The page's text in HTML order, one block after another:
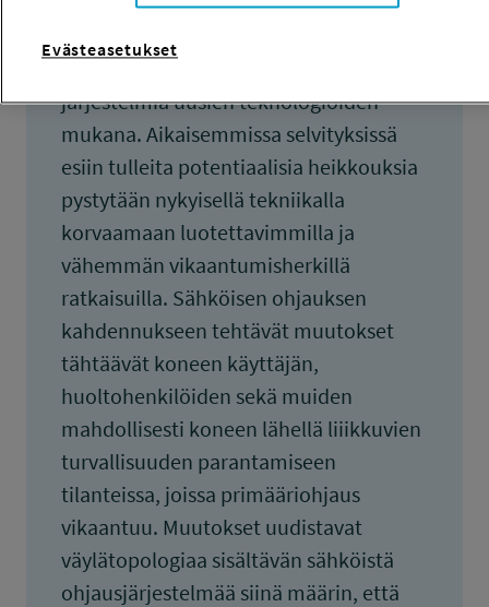
kehittää ja muuttaa olemassa olevia
järjestelmiä uusien teknologioiden
mukana. Aikaisemmissa selvityksissä
esiin tulleita potentiaalisia heikkouksia
pystytään nykyisellä tekniikalla
korvaamaan luotettavimmilla ja
vähemmän vikaantumisherkillä
ratkaisuilla. Sähköisen ohjauksen
kahdennukseen tehtävät muutokset
tähtäävät koneen käyttäjän,
huoltohenkilöiden sekä muiden
mahdollisesti koneen lähellä liiikkuvien
turvallisuuden parantamiseen
tilanteissa, joissa primääriohjaus
vikaantuu. Muutokset uudistavat
väylätopologiaa sisältävän sähköistä
ohjausjärjestelmää siinä määrin, että
Evästeasetukset